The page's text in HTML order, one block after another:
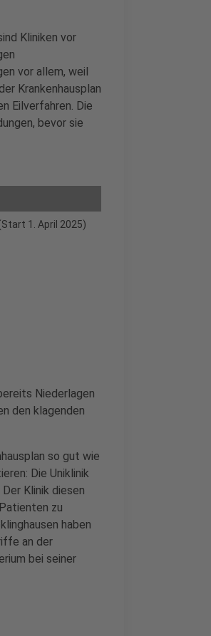
Kliniken vor
vor allem, weil
Krankenhausplan
Eilverfahren. Die
bevor sie
1. April 2025)
Niederlagen
den klagenden
so gut wie
Die Uniklinik
Klinik diesen
zu
haben
an der
bei seiner